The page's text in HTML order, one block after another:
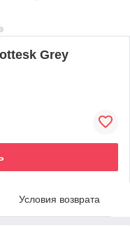
Grey
Условия возврата